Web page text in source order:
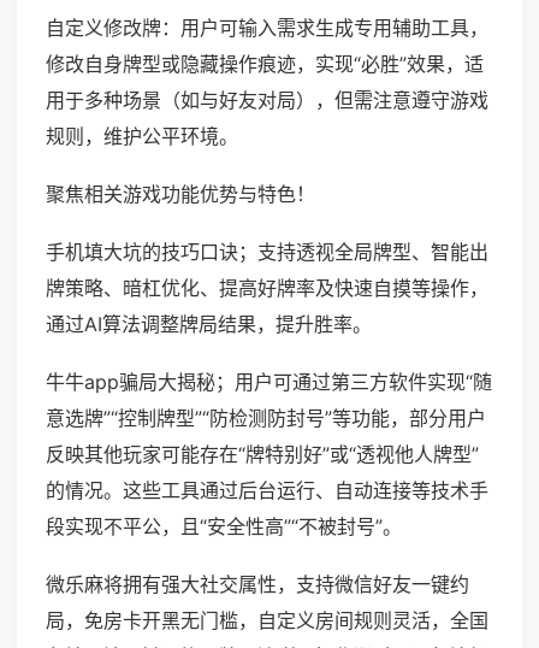
自定义修改牌：用户可输入需求生成专用辅助工具，
修改自身牌型或隐藏操作痕迹，实现“必胜”效果，适
用于多种场景（如与好友对局），但需注意遵守游戏
规则，维护公平环境。
聚焦相关游戏功能优势与特色！
手机填大坑的技巧口诀；支持透视全局牌型、智能出
牌策略、暗杠优化、提高好牌率及快速自摸等操作，
通过AI算法调整牌局结果，提升胜率。
牛牛app骗局大揭秘；用户可通过第三方软件实现“随
意选牌”“控制牌型”“防检测防封号”等功能，部分用户
反映其他玩家可能存在“牌特别好”或“透视他人牌型”
的情况。这些工具通过后台运行、自动连接等技术手
段实现不平公，且“安全性高”“不被封号”。
微乐麻将拥有强大社交属性，支持微信好友一键约
局，免房卡开黑无门槛，自定义房间规则灵活，全国